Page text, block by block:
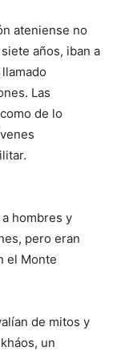
ateniense no
años, iban a
Las
de lo
hombres y
pero eran
el Monte
de mitos y
un